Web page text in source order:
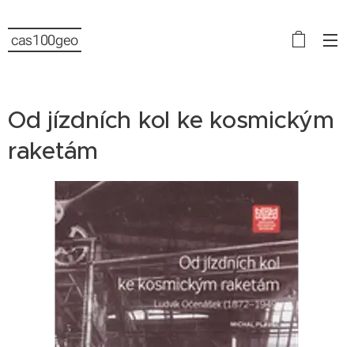
cas100geo
Od jízdních kol ke kosmickým
raketám